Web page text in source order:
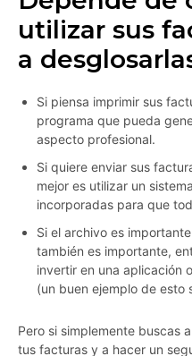
utilizar sus
a
Si piensa imprimir sus
programa que pueda
aspecto profesional.
Si quiere enviar sus
mejor es utilizar un
incorporadas para que
Si el archivo es
también es importante,
invertir en una aplicación
(un buen ejemplo de esto
Pero si simplemente buscas
tus facturas y a hacer un